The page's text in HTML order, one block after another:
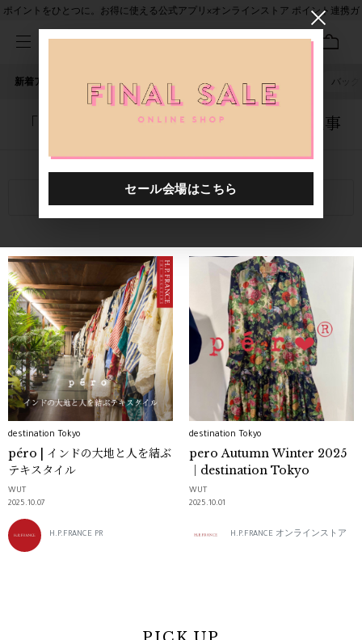
ポイントをひとつに。お得に使える公式アプリ×オンラインストア ポイント連携ガ
新着アイテム 人気ワード セール 40th限定 バッグ
「1020901.2520008.0999」に関する記事
関連キーワード
destination Tokyo
péro | インドの大地と人を結ぶ
テキスタイル
WUT
2025.10.07
H.P.FRANCE PR
destination Tokyo
pero Autumn Winter 2025
｜destination Tokyo
WUT
2025.10.01
H.P.FRANCE オンラインストア